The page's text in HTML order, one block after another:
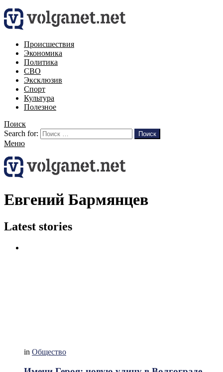
Происшествия
Экономика
Политика
СВО
Эксклюзив
Спорт
Культура
Полезное
Поиск
Search for:
Поиск
Меню
Евгений Бармянцев
Latest stories
in Общество